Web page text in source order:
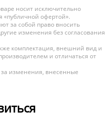
носит исключительно
«публичной офертой».
за собой право вносить
изменения без согласования
комплектация, внешний вид и
и отличаться от
за изменения, внесенные